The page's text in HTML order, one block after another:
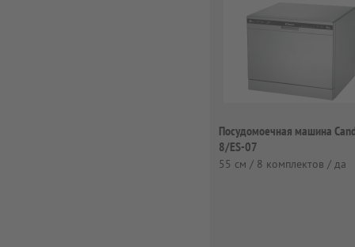
Посудомоечная машина
8/ES-07
55 см / 8 комплектов / да